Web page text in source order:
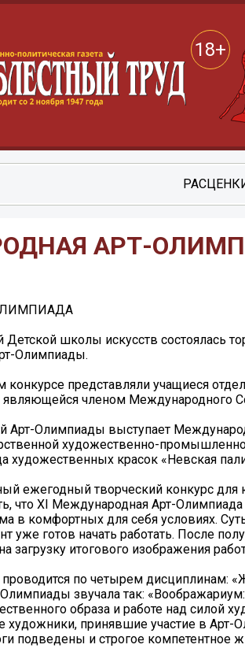
18+
АРТ-
Детской школы искусств состоялась
Олимпиады.
представляли учащиеся
являющейся членом Международного
Арт-Олимпиады выступает
художественно-
художественных красок «Невская
ежегодный творческий конкурс
что XI Международная Арт-
в комфортных для себя условиях.
уже готов начать работать. После
загрузку итогового изображения
по четырем дисциплинам:
звучала так:
образа и работе над силой
принявшие участие в Арт-
подведены и строгое